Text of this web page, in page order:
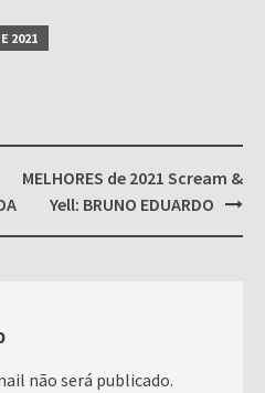
2021
MELHORES de 2021 Scream &
Yell: BRUNO EDUARDO
não será publicado.